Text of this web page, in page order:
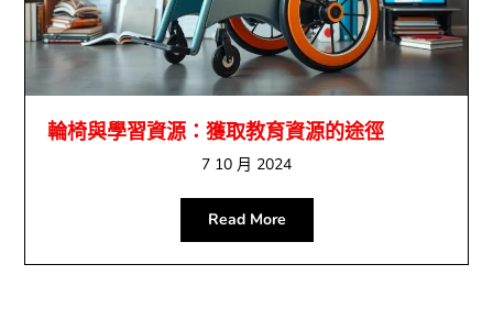
輪椅與學習資源：獲取教育資源的途徑
7 10 月 2024
Read More